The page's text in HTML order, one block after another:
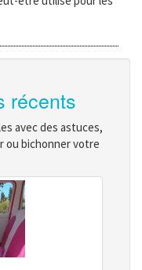
récents
avec des astuces,
ou bichonner votre